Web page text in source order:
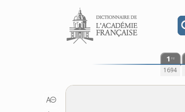
Aller au contenu
1 re
1694